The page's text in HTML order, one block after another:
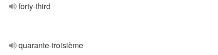
forty-third
quarante-troisième